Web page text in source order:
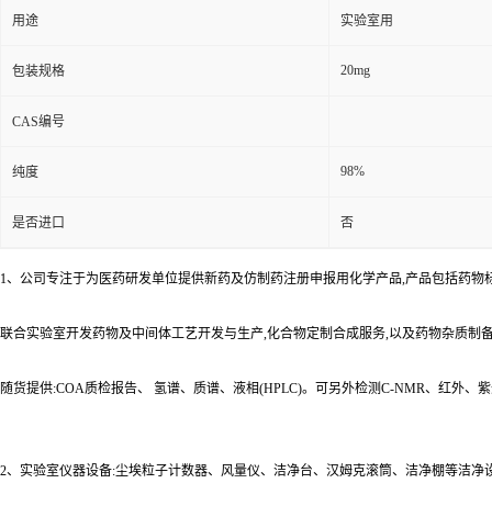
用途 实验室用
包装规格 20mg
CAS编号
纯度 98%
是否进口 否
1、公司专注于为医药研发单位提供新药及仿制药注册申报用化学产品,产品包括药
联合实验室开发药物及中间体工艺开发与生产,化合物定制合成服务,以及药物杂质制
随货提供:COA质检报告、 氢谱、质谱、液相(HPLC)。可另外检测C-NMR、红外、
2、实验室仪器设备:尘埃粒子计数器、风量仪、洁净台、汉姆克滚筒、洁净棚等洁